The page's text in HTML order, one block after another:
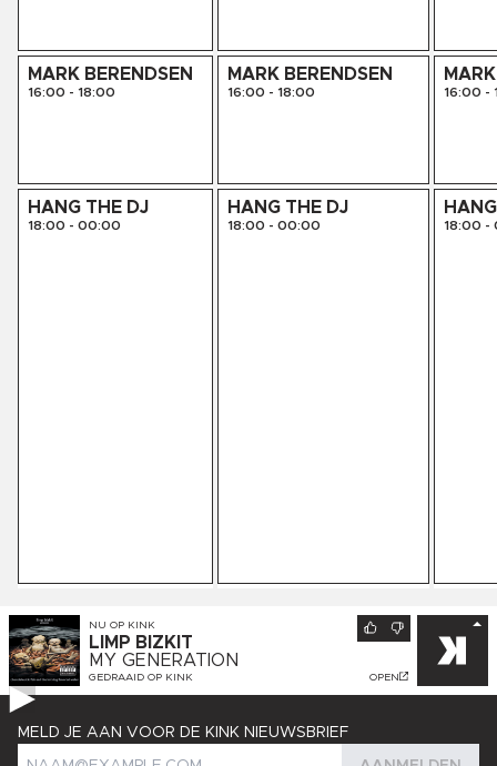
MARK BERENDSEN
16:00 - 18:00
HANG THE DJ
18:00 - 00:00
MARK BERENDSEN
16:00 - 18:00
HANG THE DJ
18:00 - 00:00
16:00 -
18:00 -
NU OP KINK
LIMP BIZKIT
MY GENERATION
GEDRAAID OP KINK OPEN
MELD JE AAN VOOR DE KINK NIEUWSBRIEF